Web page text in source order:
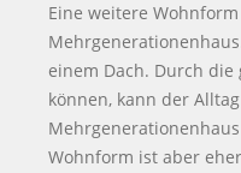
Eine weitere
einem Dach. Durch
können, kann der
Wohnform ist aber